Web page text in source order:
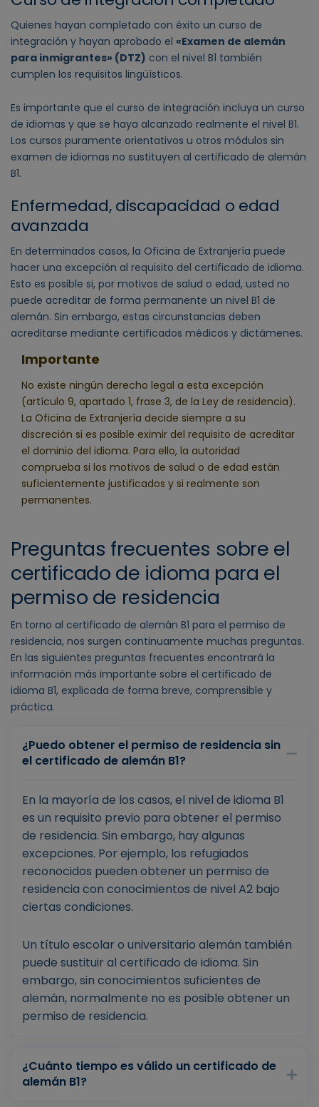
Quienes hayan completado con éxito un curso de
integración y hayan aprobado el «Examen de alemán
para inmigrantes» (DTZ) con el nivel B1 también
cumplen los requisitos lingüísticos.
Es importante que el curso de integración incluya un curso
de idiomas y que se haya alcanzado realmente el nivel B1.
Los cursos puramente orientativos u otros módulos sin
examen de idiomas no sustituyen al certificado de alemán
B1.
Enfermedad, discapacidad o edad
avanzada
En determinados casos, la Oficina de Extranjería puede
hacer una excepción al requisito del certificado de idioma.
Esto es posible si, por motivos de salud o edad, usted no
puede acreditar de forma permanente un nivel B1 de
alemán. Sin embargo, estas circunstancias deben
acreditarse mediante certificados médicos y dictámenes.
Importante
No existe ningún derecho legal a esta excepción
(artículo 9, apartado 1, frase 3, de la Ley de residencia).
La Oficina de Extranjería decide siempre a su
discreción si es posible eximir del requisito de acreditar
el dominio del idioma. Para ello, la autoridad
comprueba si los motivos de salud o de edad están
suficientemente justificados y si realmente son
permanentes.
Preguntas frecuentes sobre el
certificado de idioma para el
permiso de residencia
En torno al certificado de alemán B1 para el permiso de
residencia, nos surgen continuamente muchas preguntas.
En las siguientes preguntas frecuentes encontrará la
información más importante sobre el certificado de
idioma B1, explicada de forma breve, comprensible y
práctica.
¿Puedo obtener el permiso de residencia sin
el certificado de alemán B1?
En la mayoría de los casos, el nivel de idioma B1
es un requisito previo para obtener el permiso
de residencia. Sin embargo, hay algunas
excepciones. Por ejemplo, los refugiados
reconocidos pueden obtener un permiso de
residencia con conocimientos de nivel A2 bajo
ciertas condiciones.
Un título escolar o universitario alemán también
puede sustituir al certificado de idioma. Sin
embargo, sin conocimientos suficientes de
alemán, normalmente no es posible obtener un
permiso de residencia.
¿Cuánto tiempo es válido un certificado de
alemán B1?